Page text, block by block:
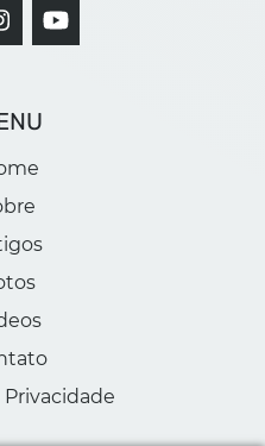
Privacidade